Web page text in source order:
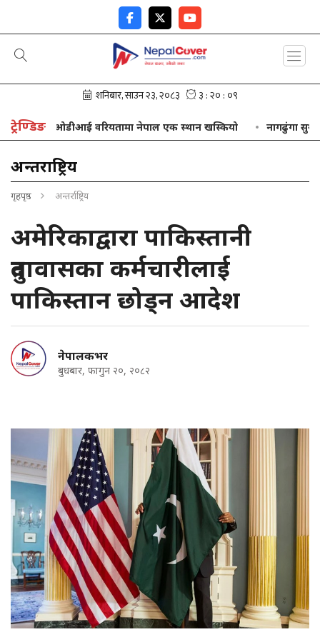
ट्रेण्डिङओडीआई वरियतामा नेपाल एक स्थान खस्कियो नागढुंगा
अन्तर्राष्ट्रिय
गृहपृष्ठ अन्तर्राष्ट्रिय
अमेरिकाद्वारा पाकिस्तानी
दुतावासका कर्मचारीलाई
पाकिस्तान छोड्न आदेश
नेपालकभर
बुधबार, फागुन २०, २०८२